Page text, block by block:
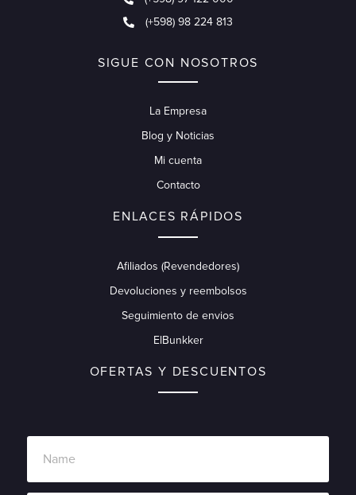
(+598) 98 224 813
SIGUE CON NOSOTROS
La Empresa
Blog y Noticias
Mi cuenta
Contacto
ENLACES RÁPIDOS
Afiliados (Revendedores)
Devoluciones y reembolsos
Seguimiento de envios
ElBunkker
OFERTAS Y DESCUENTOS